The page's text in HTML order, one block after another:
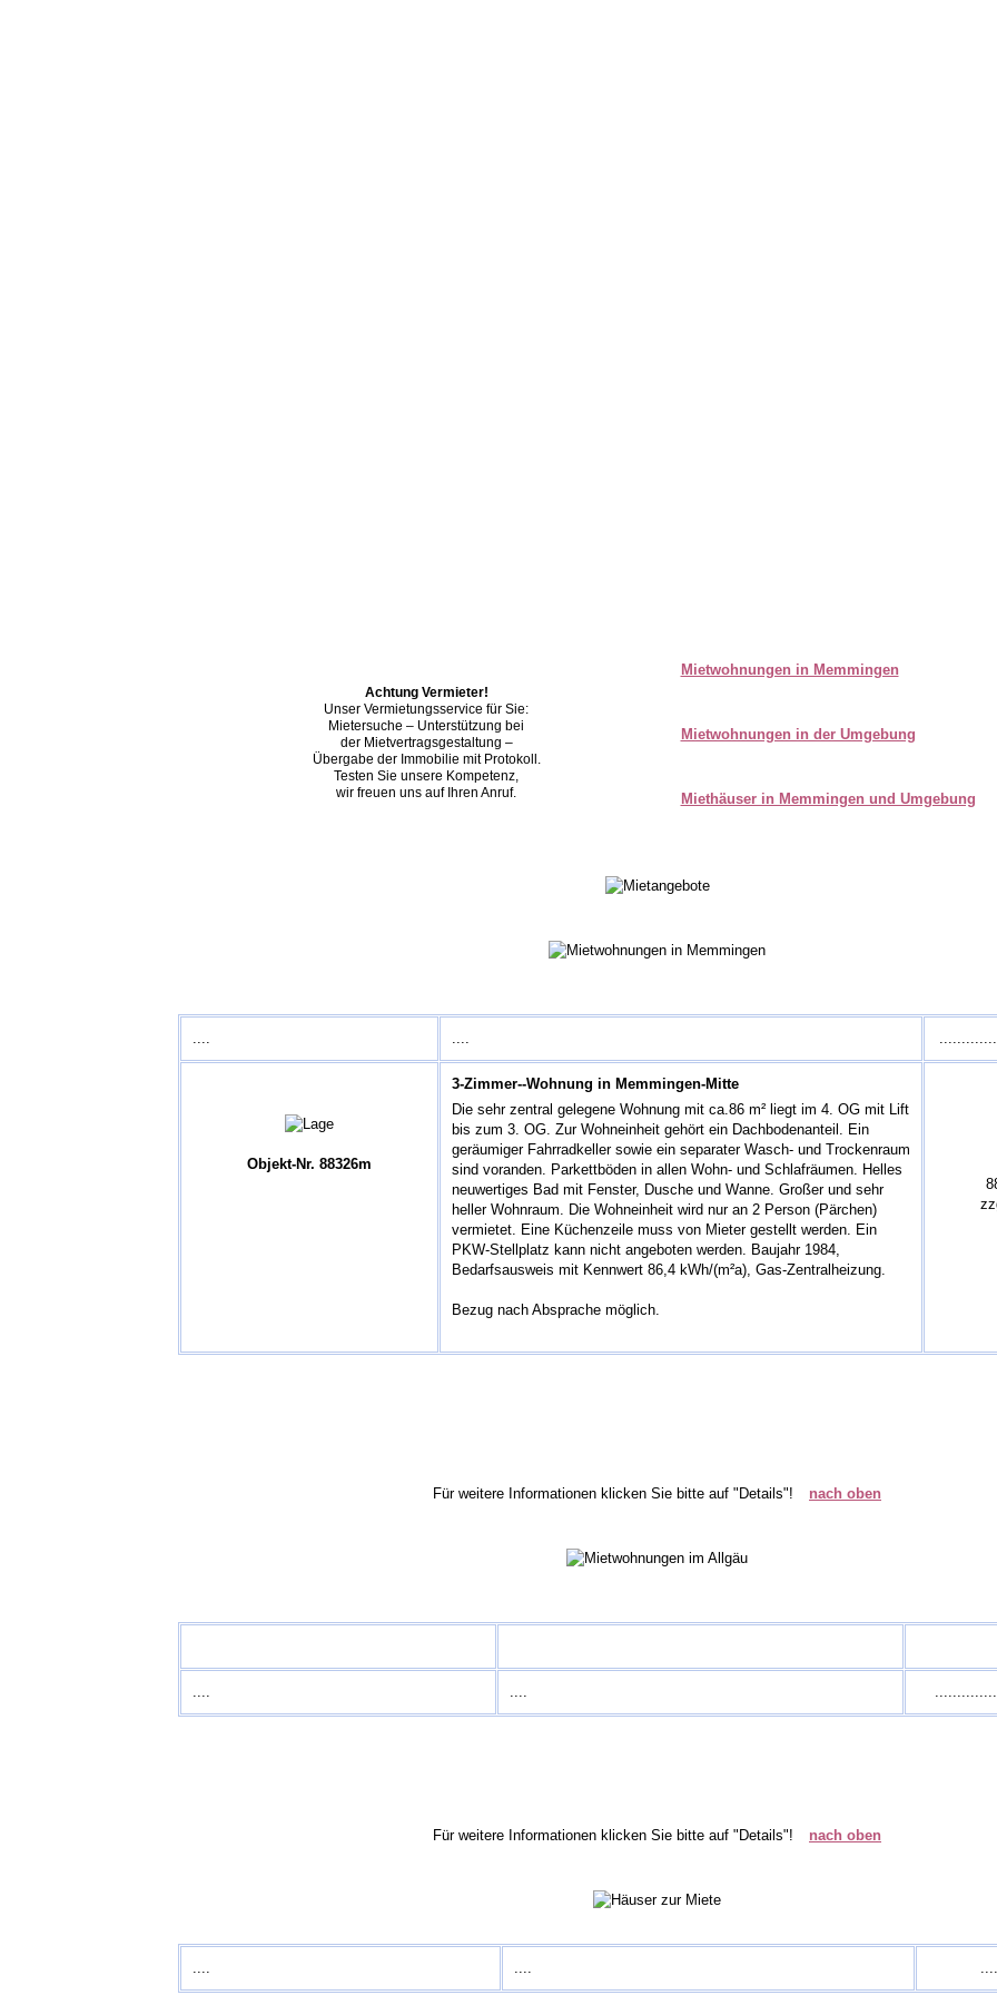
Achtung Vermieter!
Unser Vermietungsservice für Sie:
Mietersuche – Unterstützung bei
der Mietvertragsgestaltung –
Übergabe der Immobilie mit Protokoll.
Testen Sie unsere Kompetenz,
wir freuen uns auf Ihren Anruf.
Mietwohnungen in Memmingen
Mietwohnungen in der Umgebung
Miethäuser in Memmingen und Umgebung
.... ....
Objekt-Nr. 88326m
3-Zimmer--Wohnung in Memmingen-Mitte
Die sehr zentral gelegene Wohnung mit ca.86 m² liegt im 4. OG mit Lift
bis zum 3. OG. Zur Wohneinheit gehört ein Dachbodenanteil. Ein
geräumiger Fahrradkeller sowie ein separater Wasch- und Trockenraum
sind voranden. Parkettböden in allen Wohn- und Schlafräumen. Helles
neuwertiges Bad mit Fenster, Dusche und Wanne. Großer und sehr
heller Wohnraum. Die Wohneinheit wird nur an 2 Person (Pärchen)
vermietet. Eine Küchenzeile muss von Mieter gestellt werden. Ein
PKW-Stellplatz kann nicht angeboten werden. Baujahr 1984,
Bedarfsausweis mit Kennwert 86,4 kWh/(m²a), Gas-Zentralheizung.
Bezug nach Absprache möglich.
Für weitere Informationen klicken Sie bitte auf "Details"! nach oben
.... ....
Für weitere Informationen klicken Sie bitte auf "Details"! nach oben
.... .... ....